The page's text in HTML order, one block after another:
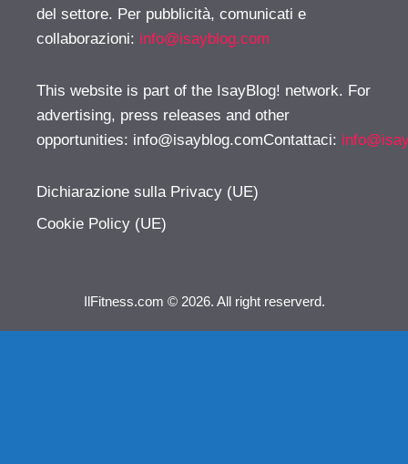
del settore. Per pubblicità, comunicati e
collaborazioni: info@isayblog.com
This website is part of the IsayBlog! network. For
advertising, press releases and other
opportunities: info@isayblog.comContattaci:
Dichiarazione sulla Privacy (UE)
Cookie Policy (UE)
IlFitness.com © 2026. All right reserverd.